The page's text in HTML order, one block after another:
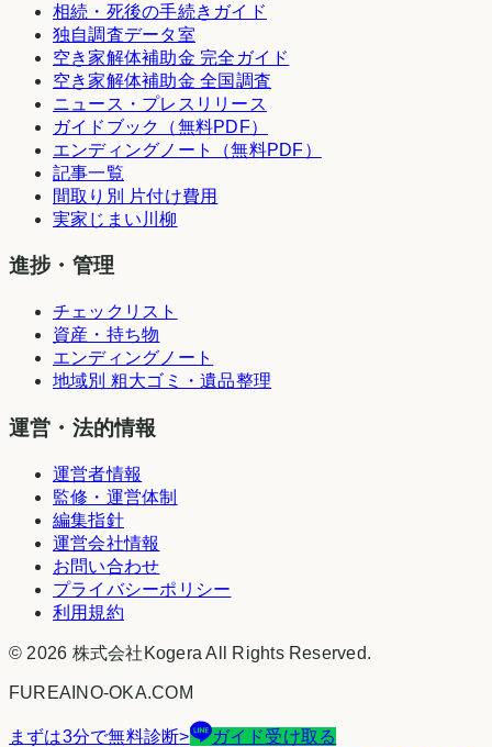
相続・死後の手続きガイド
独自調査データ室
空き家解体補助金 完全ガイド
空き家解体補助金 全国調査
ニュース・プレスリリース
ガイドブック（無料PDF）
エンディングノート（無料PDF）
記事一覧
間取り別 片付け費用
実家じまい川柳
進捗・管理
チェックリスト
資産・持ち物
エンディングノート
地域別 粗大ゴミ・遺品整理
運営・法的情報
運営者情報
監修・運営体制
編集指針
運営会社情報
お問い合わせ
プライバシーポリシー
利用規約
© 2026 株式会社Kogera All Rights Reserved.
FUREAINO-OKA.COM
まずは3分で無料診断>
ガイド受け取る